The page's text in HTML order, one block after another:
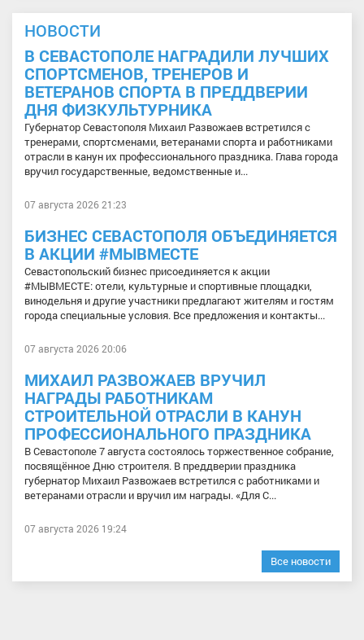
НОВОСТИ
В СЕВАСТОПОЛЕ НАГРАДИЛИ ЛУЧШИХ
СПОРТСМЕНОВ, ТРЕНЕРОВ И
ВЕТЕРАНОВ СПОРТА В ПРЕДДВЕРИИ
ДНЯ ФИЗКУЛЬТУРНИКА
Губернатор Севастополя Михаил Развожаев встретился с
тренерами, спортсменами, ветеранами спорта и работниками
отрасли в канун их профессионального праздника. Глава города
вручил государственные, ведомственные и...
07 августа 2026 21:23
БИЗНЕС СЕВАСТОПОЛЯ ОБЪЕДИНЯЕТСЯ
В АКЦИИ #МЫВМЕСТЕ
Севастопольский бизнес присоединяется к акции
#МЫВМЕСТЕ: отели, культурные и спортивные площадки,
винодельня и другие участники предлагают жителям и гостям
города специальные условия. Все предложения и контакты...
07 августа 2026 20:06
МИХАИЛ РАЗВОЖАЕВ ВРУЧИЛ
НАГРАДЫ РАБОТНИКАМ
СТРОИТЕЛЬНОЙ ОТРАСЛИ В КАНУН
ПРОФЕССИОНАЛЬНОГО ПРАЗДНИКА
В Севастополе 7 августа состоялось торжественное собрание,
посвящённое Дню строителя. В преддверии праздника
губернатор Михаил Развожаев встретился с работниками и
ветеранами отрасли и вручил им награды. «Для С...
07 августа 2026 19:24
Все новости